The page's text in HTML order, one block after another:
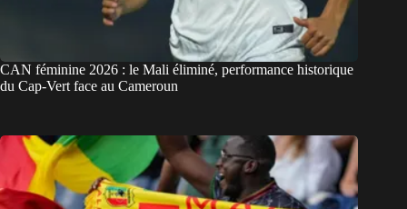
CAN féminine 2026 : le Mali éliminé, performance historique
du Cap-Vert face au Cameroun